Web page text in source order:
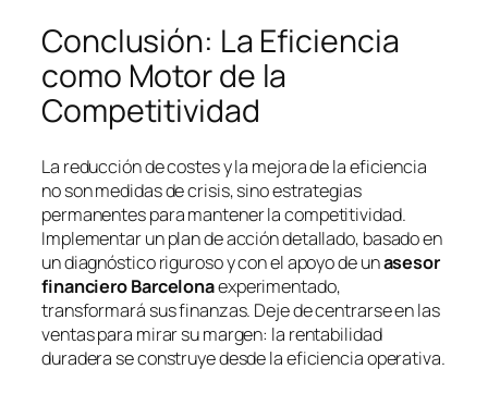
Conclusión: La Eficiencia
como Motor de la
Competitividad
La reducción de costes y la mejora de la eficiencia
no son medidas de crisis, sino estrategias
permanentes para mantener la competitividad.
Implementar un plan de acción detallado, basado en
un diagnóstico riguroso y con el apoyo de unasesor
financiero Barcelonaexperimentado,
transformará sus finanzas. Deje de centrarse en las
ventas para mirar su margen: la rentabilidad
duradera se construye desde la eficiencia operativa.